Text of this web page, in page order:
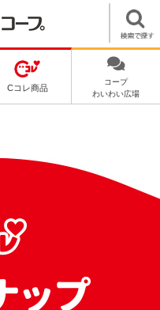
Cコレ商品
コープ
わいわい広場